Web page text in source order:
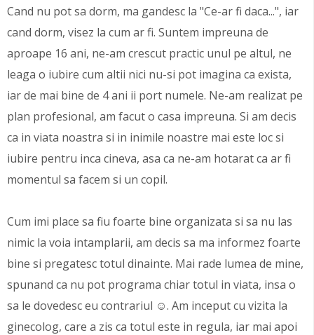
Cand nu pot sa dorm, ma gandesc la "Ce-ar fi daca...", iar
cand dorm, visez la cum ar fi. Suntem impreuna de
aproape 16 ani, ne-am crescut practic unul pe altul, ne
leaga o iubire cum altii nici nu-si pot imagina ca exista,
iar de mai bine de 4 ani ii port numele. Ne-am realizat pe
plan profesional, am facut o casa impreuna. Si am decis
ca in viata noastra si in inimile noastre mai este loc si
iubire pentru inca cineva, asa ca ne-am hotarat ca ar fi
momentul sa facem si un copil.
Cum imi place sa fiu foarte bine organizata si sa nu las
nimic la voia intamplarii, am decis sa ma informez foarte
bine si pregatesc totul dinainte. Mai rade lumea de mine,
spunand ca nu pot programa chiar totul in viata, insa o
sa le dovedesc eu contrariul ☺. Am inceput cu vizita la
ginecolog, care a zis ca totul este in regula, iar mai apoi